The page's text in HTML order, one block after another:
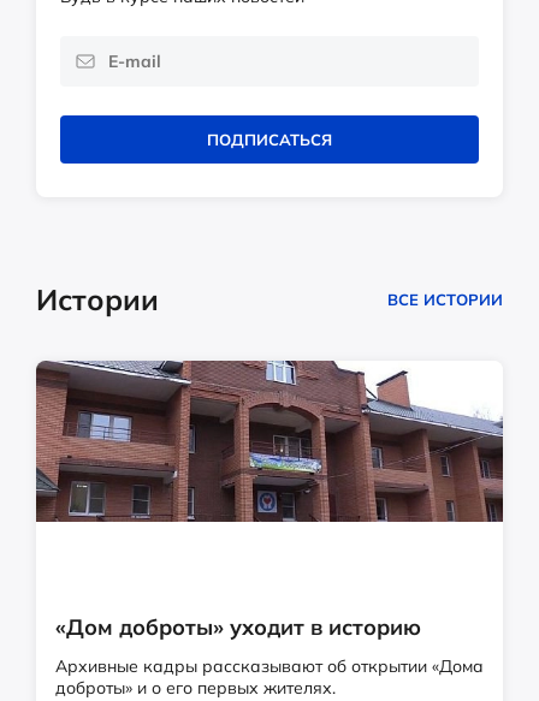
ПОДПИСАТЬСЯ
Истории ВСЕ ИСТОРИИ
«Дом доброты» уходит в историю
Архивные кадры рассказывают об открытии «Дома
доброты» и о его первых жителях.